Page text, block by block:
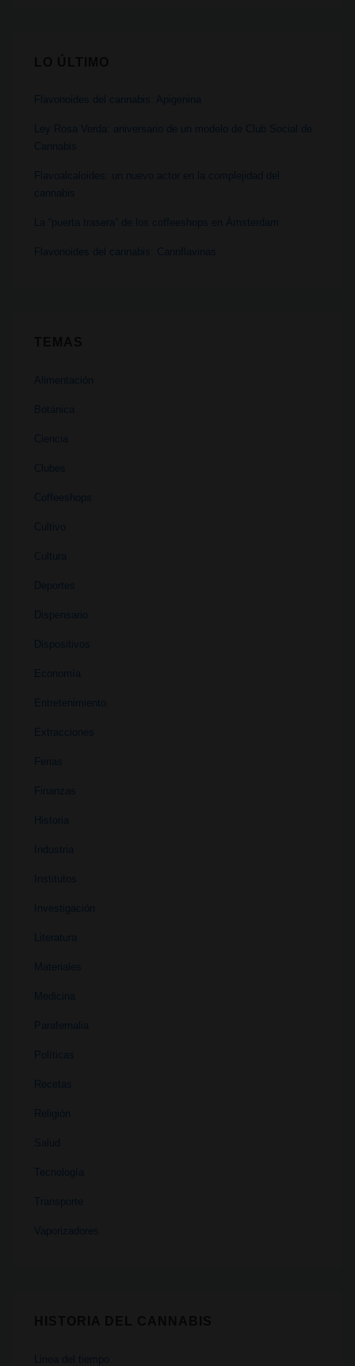
Flavonoides del cannabis: Apigenina
Ley Rosa Verda: aniversario de un modelo de Club Social de
Cannabis
Flavoalcaloides: un nuevo actor en la complejidad del
cannabis
La “puerta trasera” de los coffeeshops en Ámsterdam
Flavonoides del cannabis: Cannflavinas
Alimentación
Botánica
Ciencia
Clubes
Coffeeshops
Cultivo
Cultura
Deportes
Dispensario
Dispositivos
Economía
Entretenimiento
Extracciones
Ferias
Finanzas
Historia
Industria
Institutos
Investigación
Literatura
Materiales
Medicina
Parafernalia
Políticas
Recetas
Religión
Salud
Tecnología
Transporte
Vaporizadores
Linea del tiempo